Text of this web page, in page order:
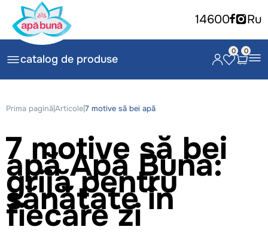
14600 Ru
catalog de produse
0 0
Prima pagină|Articole|7 motive să bei apă
7 motive să bei
apăApa Buna:
grijă pentru
sănătate în
fiecare zi